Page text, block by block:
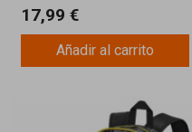
17,99 €
Añadir al carrito